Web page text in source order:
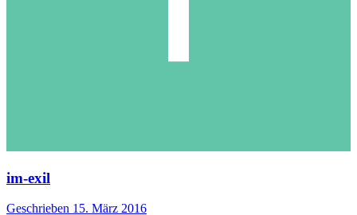
im-exil
Geschrieben 15. März 2016